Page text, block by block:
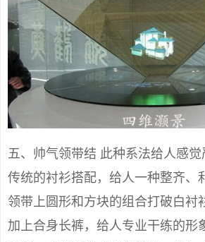
五、帅气领带结 此种系法给人感
传统的衬衫搭配，给人一种整齐、
领带上圆形和方块的组合打破白衬
加上合身长裤，给人专业干练的形